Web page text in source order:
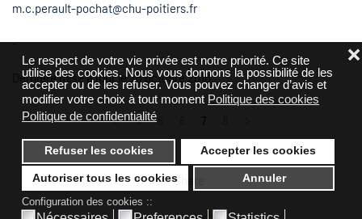
Le respect de votre vie privée est notre priorité. Ce site
utilise des cookies. Nous vous donnons la possibilité de les
accepter ou de les refuser. Vous pouvez changer d’avis et
modifier votre choix à tout moment Politique des cookies
Politique de confidentialité
Refuser les cookies Accepter les cookies
Autoriser tous les cookies Annuler
❌
Configuration des cookies ::
m.c.perault-pochat@chu-poitiers.fr
-
Dernière mise à jour le26 octobre 2016.
4 7
Share